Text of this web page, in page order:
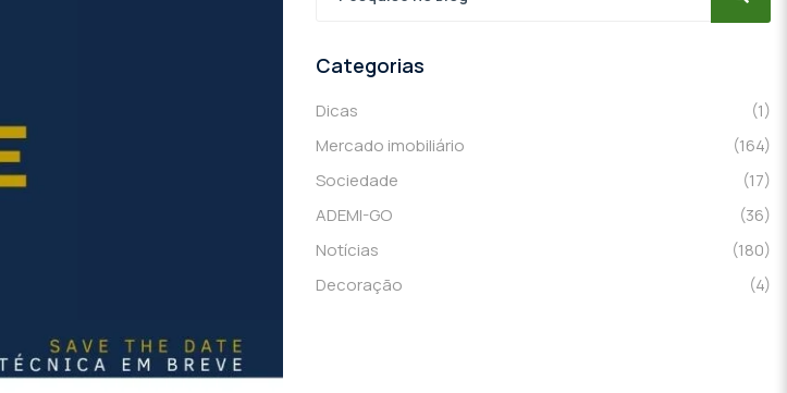
Categorias
Dicas
(1)
Mercado imobiliário
(164)
Sociedade
(17)
ADEMI-GO
(36)
Notícias
(180)
Decoração
(4)